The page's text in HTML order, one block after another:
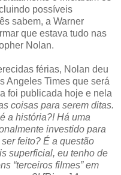
possíveis
sabem, a Warner
que estava tudo nas
Nolan.
férias, Nolan deu
Angeles Times que será
foi publicada hoje e nela
coisas para serem ditas.
a história?! Há uma
investido para
feito? É a questão
superficial, eu tenho de
“terceiros filmes” em